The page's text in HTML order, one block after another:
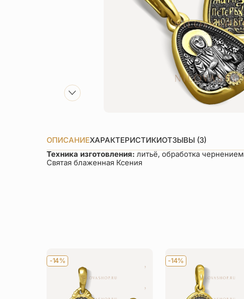
ОПИСАНИЕХАРАКТЕРИСТИКИОТЗЫВЫ (3)
Техника изготовления:литьё, обработка чернением
Святая блаженная Ксения
-14% -14%